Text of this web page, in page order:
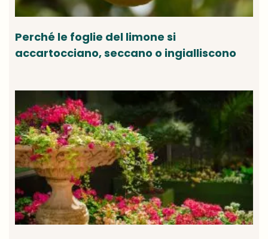
Perché le foglie del limone si
accartocciano, seccano o ingialliscono